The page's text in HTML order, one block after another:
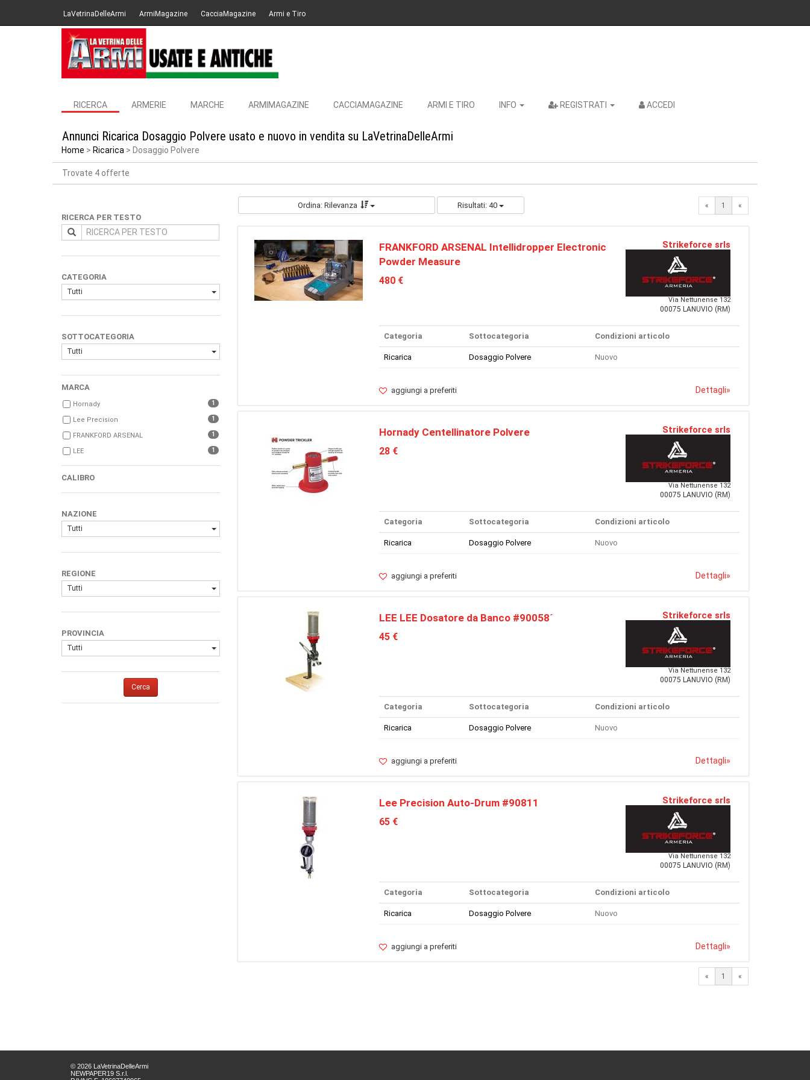
LaVetrinaDelleArmi ArmiMagazine CacciaMagazine Armi e Tiro
RICERCA ARMERIE MARCHE ARMIMAGAZINE CACCIAMAGAZINE ARMI E TIRO INFO REGISTRATI ACCEDI
Annunci Ricarica Dosaggio Polvere usato e nuovo in vendita su LaVetrinaDelleArmi
Home Ricarica Dosaggio Polvere
Trovate 4 offerte
RICERCA PER TESTO
CATEGORIA
Tutti
SOTTOCATEGORIA
Tutti
MARCA
Hornady 1
Lee Precision 1
FRANKFORD ARSENAL 1
LEE 1
CALIBRO
NAZIONE
Tutti
REGIONE
Tutti
PROVINCIA
Tutti
Cerca
Ordina: Rilevanza Risultati: 40 « 1 «
FRANKFORD ARSENAL Intellidropper Electronic
Powder Measure
480 €
Strikeforce srls
Via Nettunense 132
00075 LANUVIO (RM)
Categoria Sottocategoria Condizioni articolo
Ricarica Dosaggio Polvere Nuovo
aggiungi a preferiti Dettagli»
Hornady Centellinatore Polvere
28 €
Strikeforce srls
Via Nettunense 132
00075 LANUVIO (RM)
Categoria Sottocategoria Condizioni articolo
Ricarica Dosaggio Polvere Nuovo
aggiungi a preferiti Dettagli»
LEE LEE Dosatore da Banco #90058´
45 €
Strikeforce srls
Via Nettunense 132
00075 LANUVIO (RM)
Categoria Sottocategoria Condizioni articolo
Ricarica Dosaggio Polvere Nuovo
aggiungi a preferiti Dettagli»
Lee Precision Auto-Drum #90811
65 €
Strikeforce srls
Via Nettunense 132
00075 LANUVIO (RM)
Categoria Sottocategoria Condizioni articolo
Ricarica Dosaggio Polvere Nuovo
aggiungi a preferiti Dettagli»
« 1 «
© 2026 LaVetrinaDelleArmi
NEWPAPER19 S.r.l.